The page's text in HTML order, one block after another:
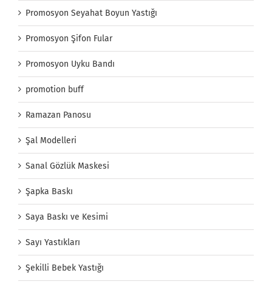
Promosyon Seyahat Boyun Yastığı
Promosyon Şifon Fular
Promosyon Uyku Bandı
promotion buff
Ramazan Panosu
Şal Modelleri
Sanal Gözlük Maskesi
Şapka Baskı
Saya Baskı ve Kesimi
Sayı Yastıkları
Şekilli Bebek Yastığı